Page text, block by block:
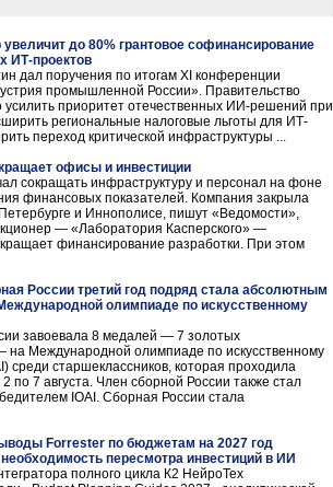
увеличит до 80% грантовое софинансирование
ИТ-проектов
дал поручения по итогам XI конференции
промышленной России». Правительство
усилить приоритет отечественных ИИ-решений при
региональные налоговые льготы для ИТ-
переход критической инфраструктуры ...
офисы и инвестиции
сокращать инфраструктуру и персонал на фоне
финансовых показателей. Компания закрыла
и Иннополисе, пишут «Ведомости»,
— «Лаборатория Касперского» —
финансирование разработки. При этом
России третий год подряд стала абсолютным
олимпиаде по искусственному
завоевала 8 медалей — 7 золотых
на Международной олимпиаде по искусственному
среди старшеклассников, которая проходила
по 7 августа. Член сборной России также стал
IOAI. Сборная России стала
Forrester по бюджетам на 2027 год
пересмотра инвестиций в ИИ
полного цикла К2 НейроТех